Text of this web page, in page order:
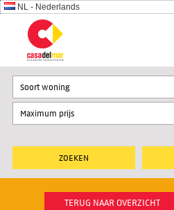
NL - Nederlands
Soort woning
TERUG NAAR OVERZICHT